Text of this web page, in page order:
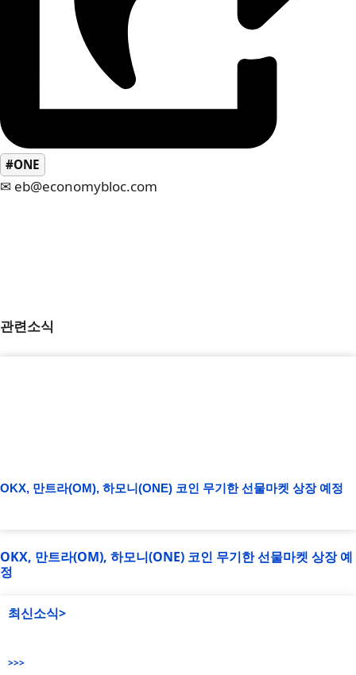
#ONE
✉ eb@economybloc.com
관련소식
OKX, 만트라(OM), 하모니(ONE) 코인 무기한 선물마켓 상장 예정
OKX, 만트라(OM), 하모니(ONE) 코인 무기한 선물마켓 상장 예
정
최신소식>
>>>